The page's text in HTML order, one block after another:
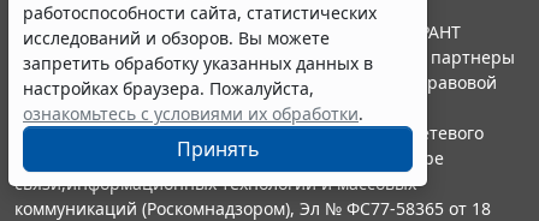
работоспособности сайта, статистических
исследований и обзоров. Вы можете
запретить обработку указанных данных в
настройках браузера. Пожалуйста,
ознакомьтесь с условиями их обработки.
Принять
© ООО "НПП "ГАРАНТ-СЕРВИС", 2026. Система ГАРАНТ
выпускается с 1990 года. Компания "Гарант" и ее партнеры
являются участниками Российской ассоциации правовой
информации ГАРАНТ.
Портал ГАРАНТ.РУ зарегистрирован в качестве сетевого
издания Федеральной службой по надзору в сфере
связи,информационных технологий и массовых
коммуникаций (Роскомнадзором), Эл № ФС77-58365 от 18